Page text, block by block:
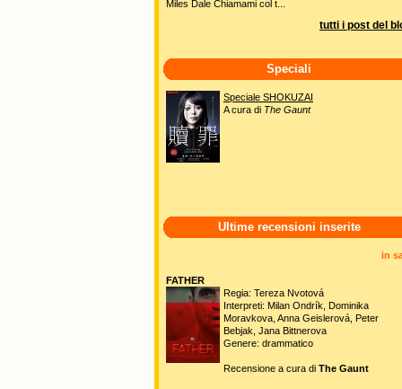
Miles Dale Chiamami col t...
tutti i post del
Speciali
Speciale SHOKUZAI
A cura di The Gaunt
Ultime recensioni inserite
in
FATHER
Regia: Tereza Nvotová
Interpreti: Milan Ondrík, Dominika
Moravkova, Anna Geislerová, Peter
Bebjak, Jana Bittnerova
Genere: drammatico
Recensione a cura di The Gaunt